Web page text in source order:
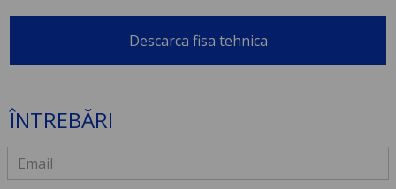
Descarca fisa tehnica
ÎNTREBĂRI